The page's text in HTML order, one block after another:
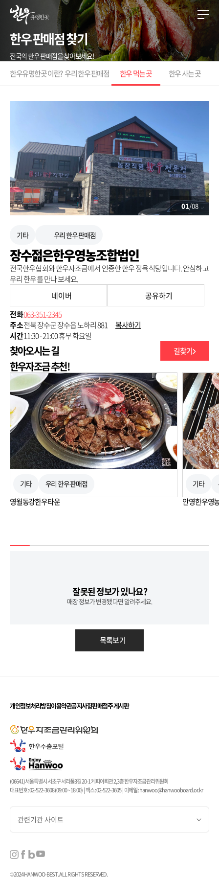
한우 판매점 찾기
전국의 한우 판매점을 찾아보세요!
한우유명한곳 이란? 우리 한우 판매점 한우 먹는 곳 한우 사는 곳
01/08
기타 우리 한우 판매점
장수젊은한우영농조합법인
전국한우협회와 한우자조금에서 인증한 한우 정육식당입니다. 안심하고
우리 한우를 만나 보세요.
네이버
공유하기
전화063-351-2345
주소전북 장수군 장수읍 노하리 881
복사하기
시간11:30 - 21:00 휴무 화요일
찾아오시는 길 길찾기
250m
한우자조금 추천!
기타 우리 한우 판매점
영월동강한우타운
기타
안영한우영
잘못된 정보가 있나요?
매장 정보가 변경됐다면 알려주세요.
목록보기
개인정보처리방침이용약관공지사항판매점주 게시판
(06641)서울특별시 서초구 서리풀3길 20-1 케피아회관 2,3층 한우자조금관리위원회
대표번호 : 02-522-3608 (09:00 ~ 18:00) | 팩스 : 02-522-3605 | 이메일 : hanwoo@hanwooboard.or.kr
관련기관 사이트
© 2024 HANWOO-BEST. ALL RIGHTS RESERVED.